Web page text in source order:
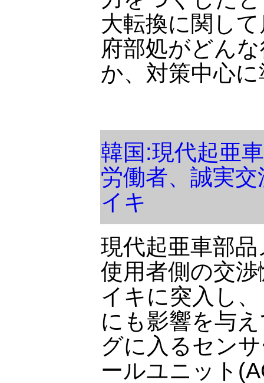
大転換に関し
府部処がどん
か、対策中心
韓国:現代起亜
労働者、誠実
イキ
現代起亜車部
使用者側の交
イキに突入し
にも影響を与
グに入るセン
ールユニット